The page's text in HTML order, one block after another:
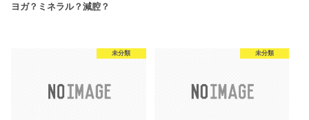
ヨガ？ミネラル？減腔？
未分類 未分類